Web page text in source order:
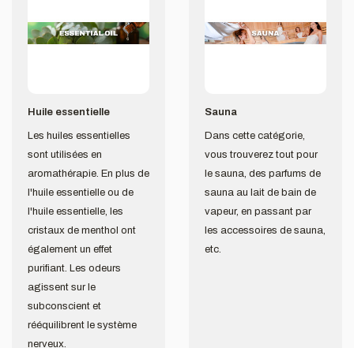
Huile essentielle
Les huiles essentielles
sont utilisées en
aromathérapie. En plus de
l'huile essentielle ou de
l'huile essentielle, les
cristaux de menthol ont
également un effet
purifiant. Les odeurs
agissent sur le
subconscient et
rééquilibrent le système
nerveux.
Sauna
Dans cette catégorie,
vous trouverez tout pour
le sauna, des parfums de
sauna au lait de bain de
vapeur, en passant par
les accessoires de sauna,
etc.